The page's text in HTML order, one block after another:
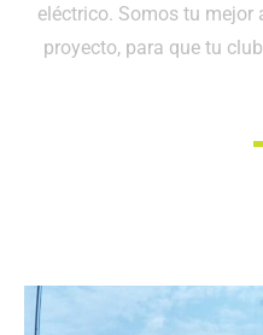
eléctrico. Somos tu
proyecto, para que tu